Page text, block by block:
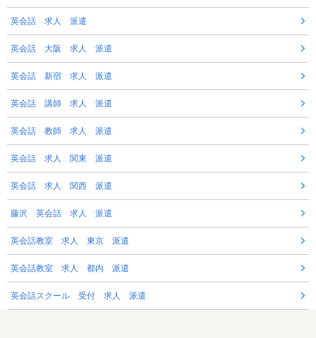
英会話 求人 派遣
英会話 大阪 求人 派遣
英会話 新宿 求人 派遣
英会話 講師 求人 派遣
英会話 教師 求人 派遣
英会話 求人 関東 派遣
英会話 求人 関西 派遣
藤沢 英会話 求人 派遣
英会話教室 求人 東京 派遣
英会話教室 求人 都内 派遣
英会話スクール 受付 求人 派遣